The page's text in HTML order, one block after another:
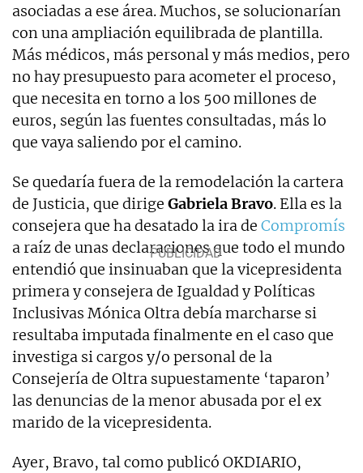
asociadas a ese área. Muchos, se solucionarían
con una ampliación equilibrada de plantilla.
Más médicos, más personal y más medios, pero
no hay presupuesto para acometer el proceso,
que necesita en torno a los 500 millones de
euros, según las fuentes consultadas, más lo
que vaya saliendo por el camino.
Se quedaría fuera de la remodelación la cartera
de Justicia, que dirige Gabriela Bravo. Ella es la
consejera que ha desatado la ira de Compromís
a raíz de unas declaraciones que todo el mundo
entendió que insinuaban que la vicepresidenta
primera y consejera de Igualdad y Políticas
Inclusivas Mónica Oltra debía marcharse si
resultaba imputada finalmente en el caso que
investiga si cargos y/o personal de la
Consejería de Oltra supuestamente ‘taparon’
las denuncias de la menor abusada por el ex
marido de la vicepresidenta.
Ayer, Bravo, tal como publicó OKDIARIO,